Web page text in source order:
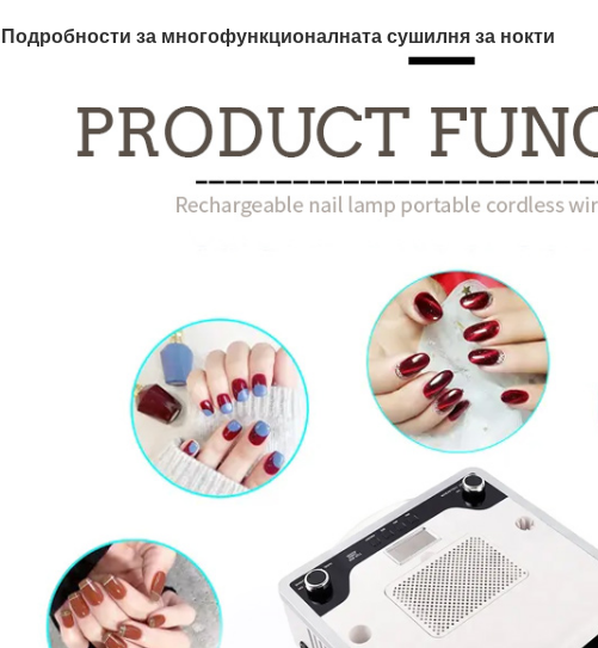
Подробности за многофункционалната сушилня за нокти